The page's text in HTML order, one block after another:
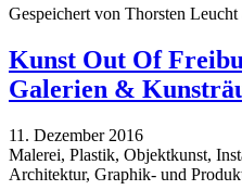
Gespeichert von Thorsten Leucht
Kunst Out Of
Galerien &
11. Dezember 2016
Malerei, Plastik, Objektkunst,
Architektur, Graphik- und